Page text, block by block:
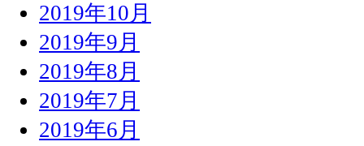
2019年10月
2019年9月
2019年8月
2019年7月
2019年6月